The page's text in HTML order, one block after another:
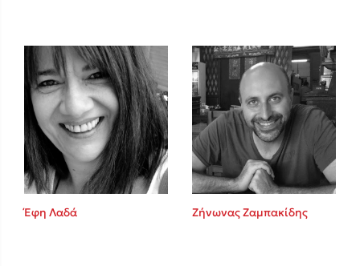
Έφη Λαδά Ζήνωνας Ζαμπακίδης